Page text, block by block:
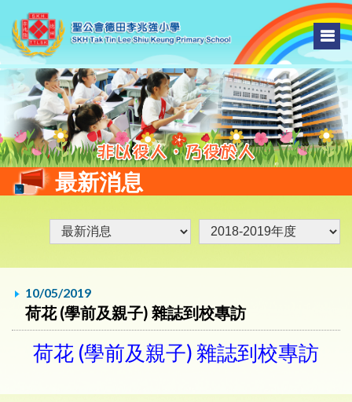
最新消息
10/05/2019
荷花 (學前及親子) 雜誌到校專訪
荷花 (學前及親子) 雜誌到校專訪